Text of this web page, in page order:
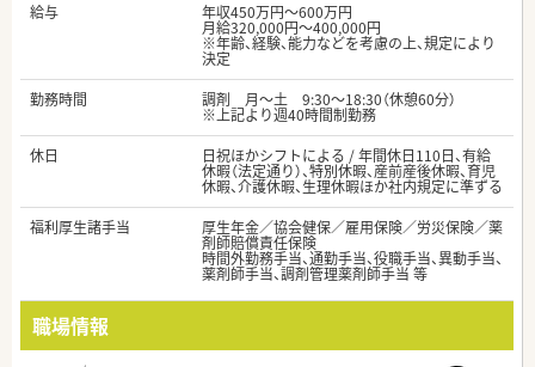
給与
年収450万円～600万円
月給320,000円～400,000円
※年齢、経験、能力などを考慮の上、規定により
決定
勤務時間
調剤 月～土 9:30～18:30（休憩60分）
※上記より週40時間制勤務
休日
日祝ほかシフトによる / 年間休日110日、有給
休暇（法定通り）、特別休暇、産前産後休暇、育児
休暇、介護休暇、生理休暇ほか社内規定に準ずる
福利厚生諸手当
厚生年金／協会健保／雇用保険／労災保険／薬
剤師賠償責任保険
時間外勤務手当、通勤手当、役職手当、異動手当、
薬剤師手当、調剤管理薬剤師手当 等
職場情報